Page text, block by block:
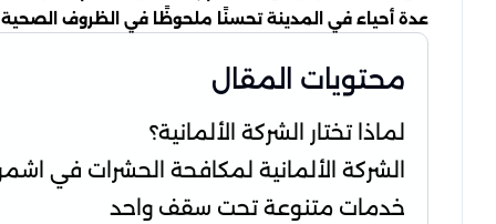
عدة أحياء في المدينة تحسنًا ملحوظًا في الظروف
محتويات المقال
لماذا تختار الشركة الألمانية؟
الشركة الألمانية لمكافحة الحشرات في
خدمات متنوعة تحت سقف واحد